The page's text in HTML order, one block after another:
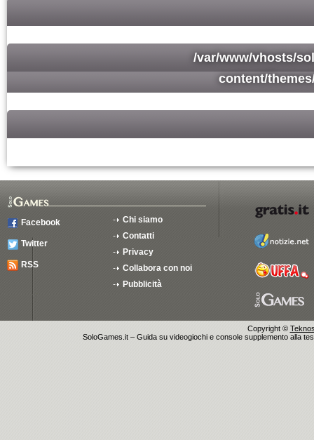
/var/www/vhosts/
content/
Facebook
Twitter
RSS
Chi siamo
Contatti
Privacy
Collabora con noi
Pubblicità
Copyright ©
SoloGames.it – Guida su videogiochi e console supplemento alla